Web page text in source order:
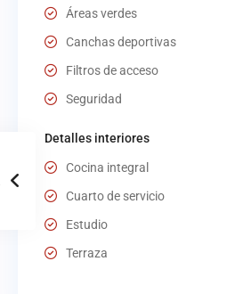
Áreas verdes
Canchas deportivas
Filtros de acceso
Seguridad
Detalles interiores
Cocina integral
Cuarto de servicio
Estudio
Terraza